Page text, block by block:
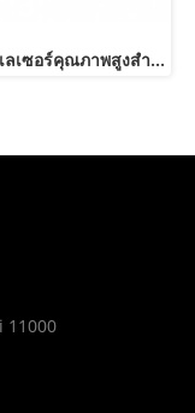
ตลับหมึกเลเซอร์คุณภาพสูงสำหรับ Brother รุ่น TN2280/ TN2260-JUMBO
11000